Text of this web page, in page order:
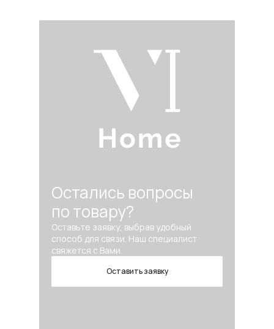
Остались вопросы
по товару?
Оставьте заявку, выбрав удобный
способ для связи. Наш специалист
свяжется с Вами.
Оставить заявку